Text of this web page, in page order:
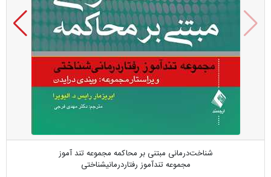
شناخت‌درمانی مبتنی بر محاکمه مجموعه تند آموز
مجموعه تندآموز رفتاردرمانیشناختی